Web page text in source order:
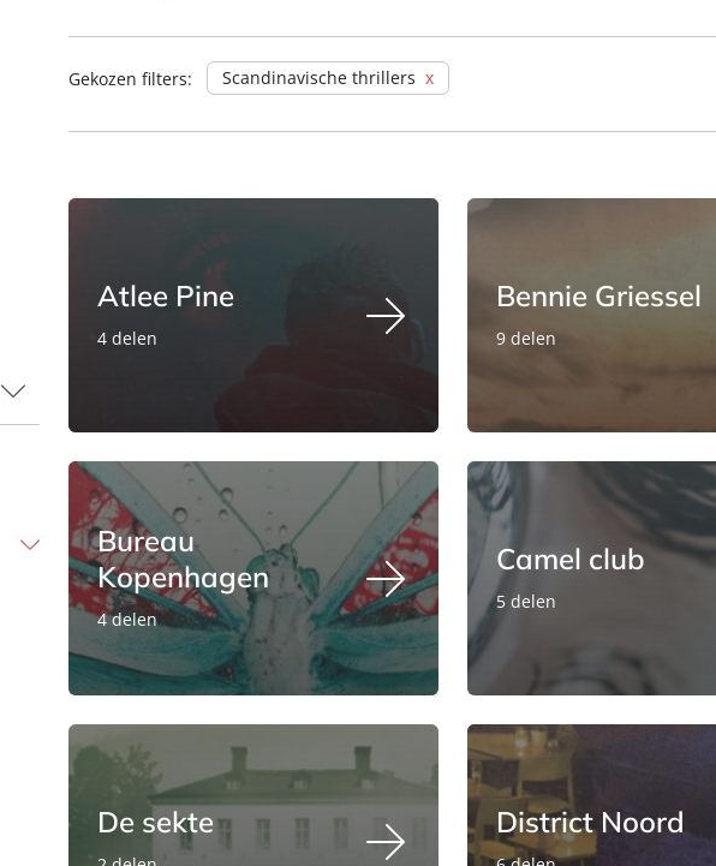
Gekozen filters: Scandinavische thrillers
Atlee Pine
4 delen
Bennie Griessel
9 delen
Bureau
Kopenhagen
4 delen
Camel club
5 delen
De sekte District Noord